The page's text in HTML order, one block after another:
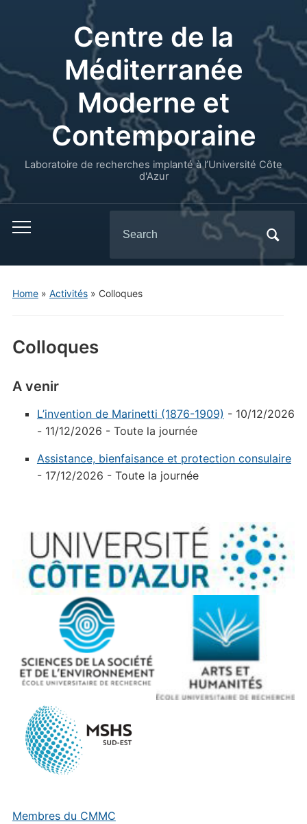
Centre de la
Méditerranée
Moderne et
Contemporaine
Laboratoire de recherches implanté à l’Université Côte
d'Azur
for:
Home» Activités» Colloques
Membres du CMMC
Colloques
A venir
L’invention de Marinetti (1876-1909) - 10/12/2026
- 11/12/2026 - Toute la journée
Assistance, bienfaisance et protection consulaire
- 17/12/2026 - Toute la journée